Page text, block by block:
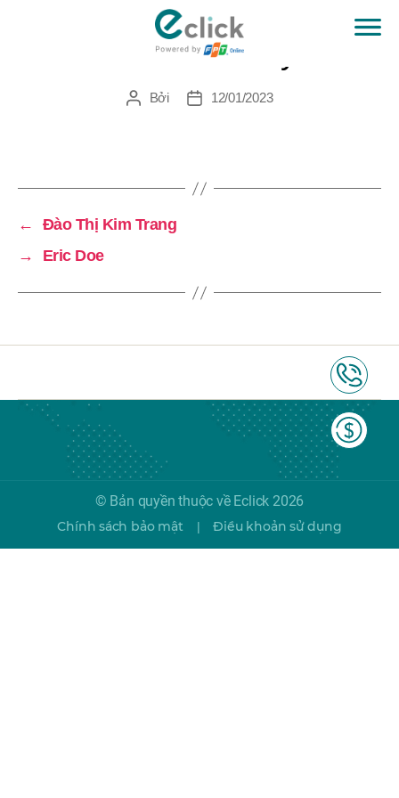
Mohammed Raiyan
TácBởi
Ngày12/01/2023
←
Đào Thị Kim Trang
→
Eric Doe
© Bản quyền thuộc về Eclick 2026
Chính sách bảo mật | Điều khoản sử dụng